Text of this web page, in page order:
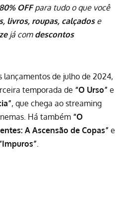
OFFpara tudo o que você
livros, roupas, calçadose
já com descontos
lançamentos de julho de 2024,
temporada de “O Urso” e
, que chega ao streaming
Há também “O
A Ascensão de Copas” e
.